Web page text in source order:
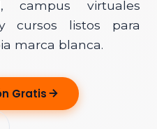
campus virtuales
cursos listos para
marca blanca.
Gratis